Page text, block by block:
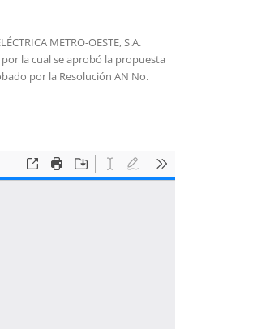
METRO-OESTE, S.A.
por la cual se aprobó la propuesta
por la Resolución AN No.